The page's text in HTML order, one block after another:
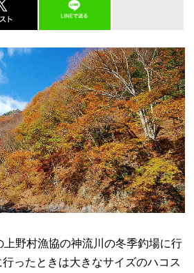
上野村漁協の神流川の冬季釣場に行
ったときは大きなサイズのハコス